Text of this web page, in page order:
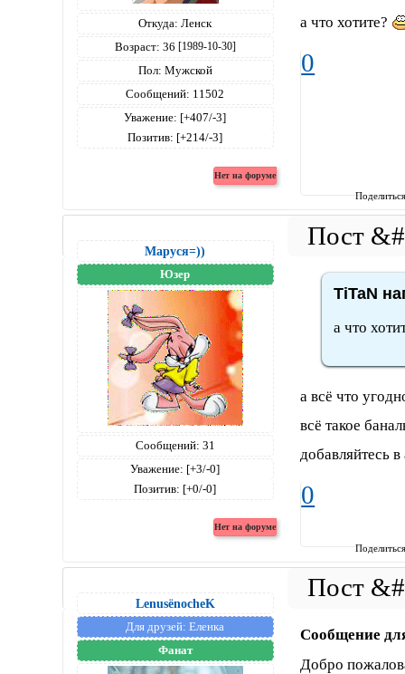
Откуда: Ленск
Возраст: 36 [1989-10-30]
Пол: Мужской
Сообщений: 11502
Уважение: [+407/-3]
Позитив: [+214/-3]
а что хотите?
0
Маруся=))
Юзер
Сообщений: 31
Уважение: [+3/-0]
Позитив: [+0/-0]
TiTaN
а что
а всё что
всё такое
добавляйтесь
0
LenusёnocheK
Для друзей: Еленка
Фанат
Сообщение
Добро